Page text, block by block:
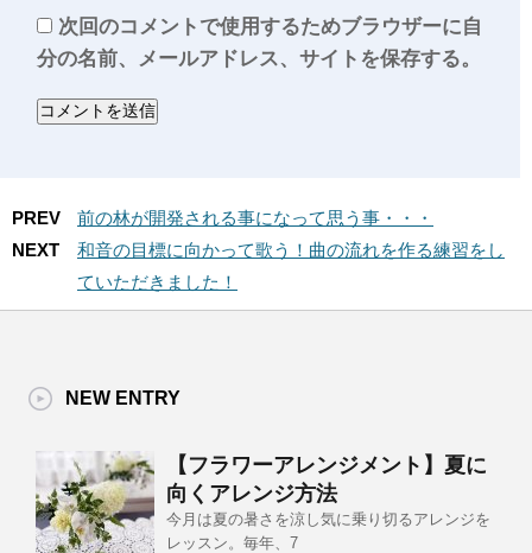
次回のコメントで使用するためブラウザーに自
分の名前、メールアドレス、サイトを保存する。
PREV
前の林が開発される事になって思う事・・・
NEXT
和音の目標に向かって歌う！曲の流れを作る練習をし
ていただきました！
NEW ENTRY
【フラワーアレンジメント】夏に
向くアレンジ方法
今月は夏の暑さを涼し気に乗り切るアレンジを
レッスン。毎年、7